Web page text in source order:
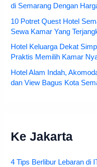
di Semarang Dengan
10 Potret Quest Hotel
Sewa Kamar Yang
Hotel Keluarga Dekat
Praktis Memilih Kamar
Hotel Alam Indah,
dan View Bagus Kota
Ke Jakarta
4 Tips Berlibur Lebaran di